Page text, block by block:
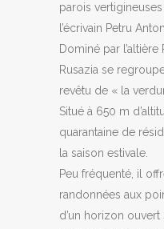
parois
l’écrivain Petru
Dominé par l’altière
Rusazia se
revêtu de « la
Situé à 650 m
quarantaine de
la saison estivale.
Peu fréquenté, il
randonnées aux
d’un horizon ouvert